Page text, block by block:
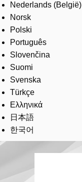
Nederlands (België)
Norsk
Polski
Português
Slovenčina
Suomi
Svenska
Türkçe
Ελληνικά
日本語
한국어